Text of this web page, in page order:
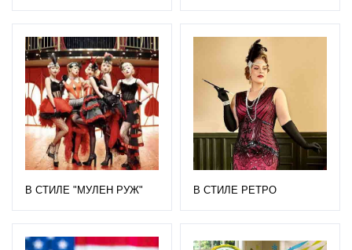
В СТИЛЕ "МУЛЕН РУЖ" В СТИЛЕ РЕТРО